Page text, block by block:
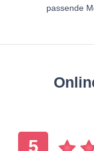
passende
5